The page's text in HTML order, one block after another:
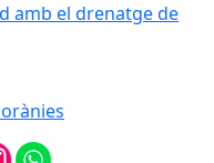
amb el drenatge de